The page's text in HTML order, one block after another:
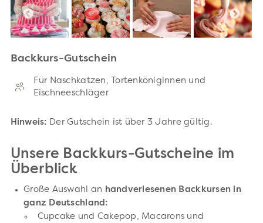
Backkurs-Gutschein
Für Naschkatzen, Tortenköniginnen und
Eischneeschläger
Hinweis: Der Gutschein ist über 3 Jahre gültig.
Unsere Backkurs-Gutscheine im
Überblick
Große Auswahl an handverlesenen Backkursen in
ganz Deutschland:
Cupcake und Cakepop, Macarons und